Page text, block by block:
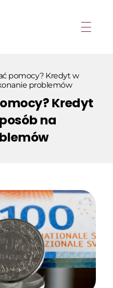
pomocy? Kredyt w
problemów
Kredyt
na